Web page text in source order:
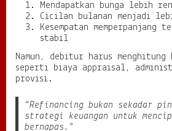
Mendapatkan bunga lebih
Cicilan bulanan menjadi
Kesempatan memperpanjang
stabil
Namun, debitur harus menghitung
seperti biaya appraisal,
provisi.
“Refinancing bukan sekadar
strategi keuangan untuk
bernapas.”